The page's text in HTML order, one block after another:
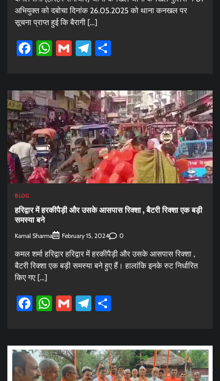
अभियुक्त को दबोचा दिनांक 26.05.2025 को थाना कनखल पर
सूचना प्राप्त हुई कि बैरागी […]
Facebook
WhatsApp
GmailTelegram
BLOG
हरिद्वार में हरकीपैड़ी और उसके आसपास रिक्शा , बैटरी रिक्शा एक बड़ी
समस्या बने
Kamal Sharma February 15, 2024 0
कमल शर्मा हरिद्वार हरिद्वार में हरकीपैड़ी और उसके आसपास रिक्शा ,
बैटरी रिक्शा एक बड़ी समस्या बने हुए हैं। हालांकि इनके रुट निर्धारित
किए गए […]
Facebook
WhatsApp
GmailTelegram